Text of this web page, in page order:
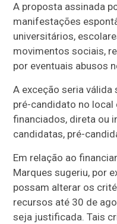
A proposta assinada
manifestações
universitários,
movimentos sociais,
por eventuais abusos
A exceção seria válida
pré-candidato no local
financiados, direta ou
candidatas, pré-
Em relação ao
Marques sugeriu, por
possam alterar os
recursos até 30 de
seja justificada. Tais